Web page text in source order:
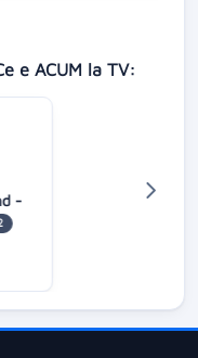
e ACUM la TV:
-